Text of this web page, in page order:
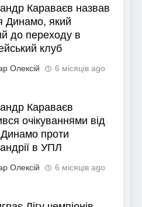
Караваєв назвав
Динамо, який
до переходу в
клуб
Олексій 6 місяців ago
Караваєв
очікуваннями від
проти
в УПЛ
Олексій 6 місяців ago